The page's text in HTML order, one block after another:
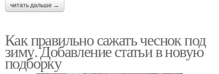
читать дальше →
Как правильно сажать чеснок под
зиму. Добавление статьи в новую
подборку